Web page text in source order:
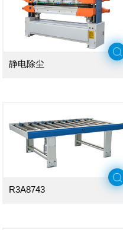
静电除尘
R3A8743